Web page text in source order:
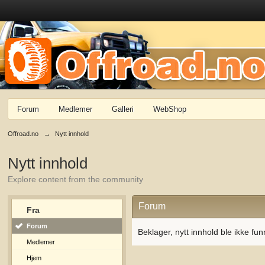
Forum Medlemer Galleri WebShop
Offroad.no → Nytt innhold
Nytt innhold
Explore content from the community
Fra
Forum
Medlemer
Hjem
Forum
Beklager, nytt innhold ble ikke